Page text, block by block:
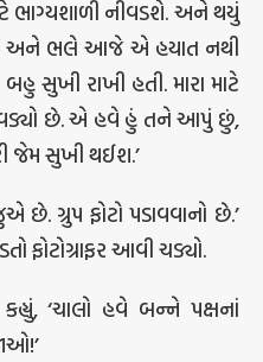
ભાગ્યશાળી નીવડશે. અને થયું
અને ભલે આજે એ હયાત નથી
સુખી રાખી હતી. મારા માટે
છે. એ હવે હું તને આપું છું,
જેમ સુખી થઈશ.’
છે. ગ્રુપ ફોટો પડાવવાનો છે.’
ફોટોગ્રાફર આવી ચડ્યો.
‘ચાલો હવે બન્ને પક્ષનાં